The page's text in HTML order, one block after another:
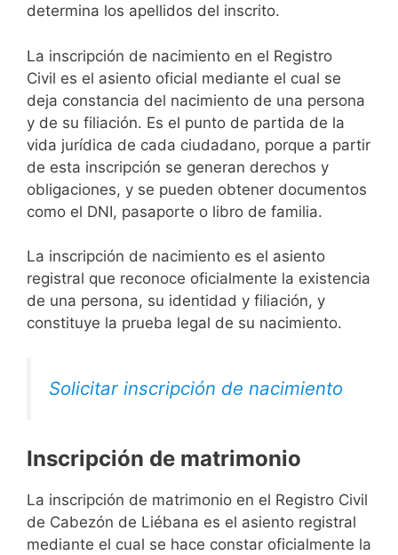
determina los apellidos del inscrito.
La inscripción de nacimiento en el Registro
Civil es el asiento oficial mediante el cual se
deja constancia del nacimiento de una persona
y de su filiación. Es el punto de partida de la
vida jurídica de cada ciudadano, porque a partir
de esta inscripción se generan derechos y
obligaciones, y se pueden obtener documentos
como el DNI, pasaporte o libro de familia.
La inscripción de nacimiento es el asiento
registral que reconoce oficialmente la existencia
de una persona, su identidad y filiación, y
constituye la prueba legal de su nacimiento.
Solicitar inscripción de nacimiento
Inscripción de matrimonio
La inscripción de matrimonio en el Registro Civil
de Cabezón de Liébana es el asiento registral
mediante el cual se hace constar oficialmente la